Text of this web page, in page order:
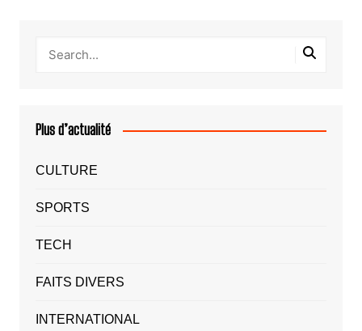
Plus d’actualité
CULTURE
SPORTS
TECH
FAITS DIVERS
INTERNATIONAL